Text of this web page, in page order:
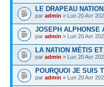
LE DRAPEAU
par admin » Lun 20 Avr
JOSEPH ALPHONSE
par admin » Lun 20 Avr
LA NATION MÉTIS
par admin » Lun 20 Avr
POURQUOI JE SUIS
par admin » Lun 20 Avr